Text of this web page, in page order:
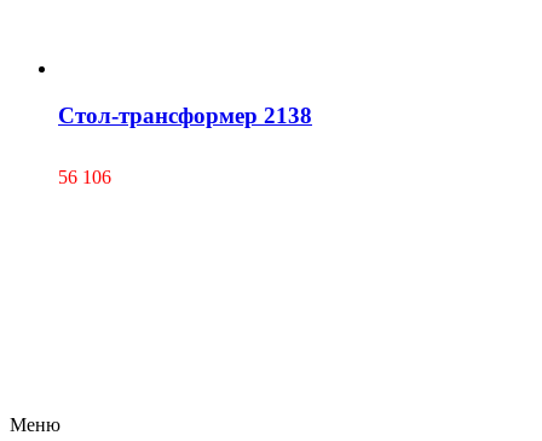
Стол-трансформер 2138
56 106
Меню